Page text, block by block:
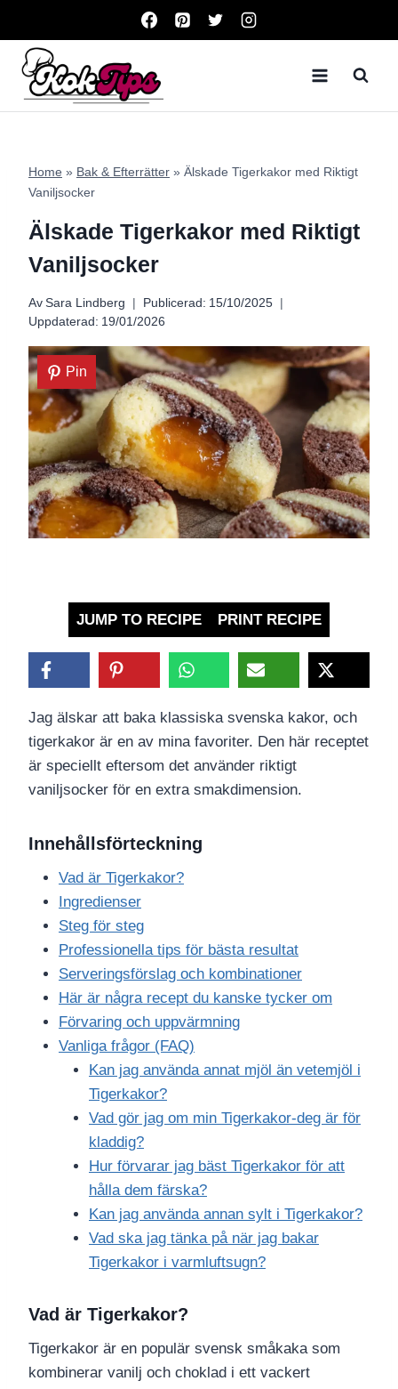
content
Home » Bak & Efterrätter » Älskade Tigerkakor med Riktigt
Vaniljsocker
Älskade Tigerkakor med Riktigt
Vaniljsocker
Av Sara Lindberg Publicerad: 15/10/2025
Uppdaterad: 19/01/2026
Pin
JUMP TO RECIPE PRINT RECIPE
Jag älskar att baka klassiska svenska kakor, och
tigerkakor är en av mina favoriter. Den här receptet
är speciellt eftersom det använder riktigt
vaniljsocker för en extra smakdimension.
Innehållsförteckning
Vad är Tigerkakor?
Ingredienser
Steg för steg
Professionella tips för bästa resultat
Serveringsförslag och kombinationer
Här är några recept du kanske tycker om
Förvaring och uppvärmning
Vanliga frågor (FAQ)
Kan jag använda annat mjöl än vetemjöl i
Tigerkakor?
Vad gör jag om min Tigerkakor-deg är för
kladdig?
Hur förvarar jag bäst Tigerkakor för att
hålla dem färska?
Kan jag använda annan sylt i Tigerkakor?
Vad ska jag tänka på när jag bakar
Tigerkakor i varmluftsugn?
Vad är Tigerkakor?
Tigerkakor är en populär svensk småkaka som
kombinerar vanilj och choklad i ett vackert